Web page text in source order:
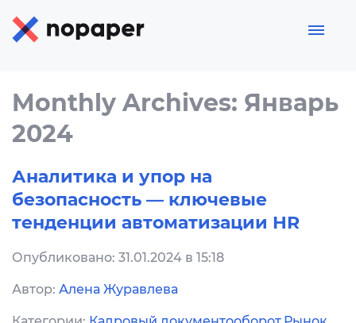
Monthly Archives: Январь
2024
Аналитика и упор на
безопасность — ключевые
тенденции автоматизации HR
Опубликовано: 31.01.2024 в 15:18
Автор: Алена Журавлева